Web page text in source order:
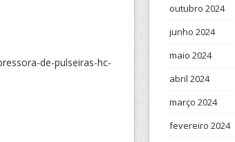
de-pulseiras-hc-
outubro 2024
junho 2024
maio 2024
abril 2024
março 2024
fevereiro 2024